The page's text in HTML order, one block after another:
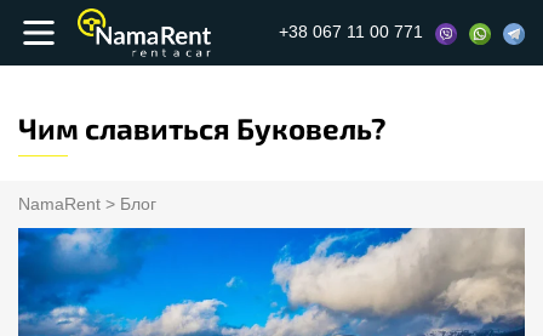
+38 067 11 00 771
Чим славиться Буковель?
NamaRent > Блог